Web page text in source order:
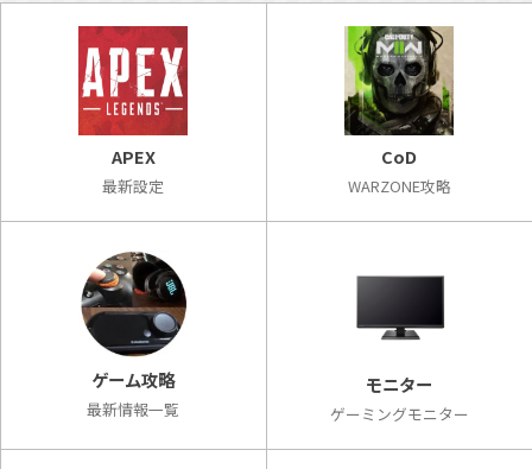
APEX
最新設定
CoD
WARZONE攻略
ゲーム攻略
最新情報一覧
モニター
ゲーミングモニター